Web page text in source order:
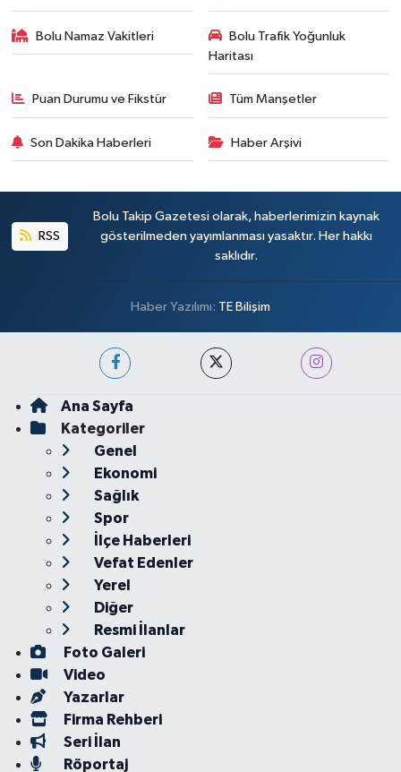
Bolu Namaz Vakitleri
Bolu Trafik Yoğunluk
Haritası
Puan Durumu ve Fikstür Tüm Manşetler
Son Dakika Haberleri Haber Arşivi
RSS
Bolu Takip Gazetesi olarak, haberlerimizin kaynak
gösterilmeden yayımlanması yasaktır. Her hakkı
saklıdır.
Haber Yazılımı: TE Bilişim
Ana Sayfa
Kategoriler
Genel
Ekonomi
Sağlık
Spor
İlçe Haberleri
Vefat Edenler
Yerel
Diğer
Resmi İlanlar
Foto Galeri
Video
Yazarlar
Firma Rehberi
Seri İlan
Röportaj